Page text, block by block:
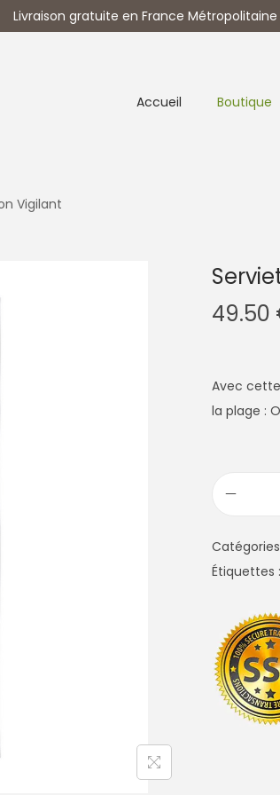
Livraison gratuite en France
Accueil Boutique
Vigilant
49.50
Avec
la plage :
Étiquettes :